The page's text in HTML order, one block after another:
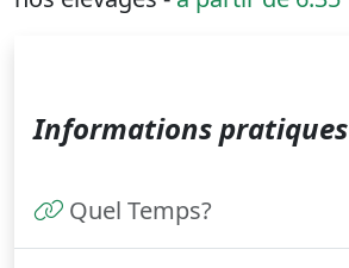
Informations pratiques
Quel Temps?